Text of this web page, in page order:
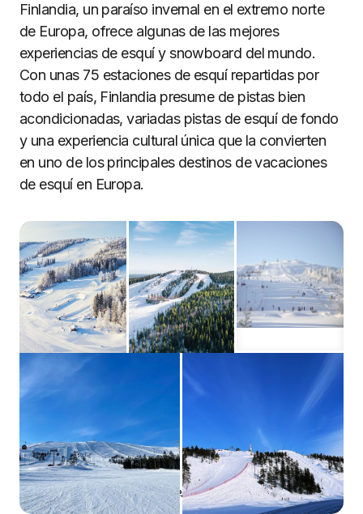
Finlandia, un paraíso invernal en el extremo norte
de Europa, ofrece algunas de las mejores
experiencias de esquí y snowboard del mundo.
Con unas 75 estaciones de esquí repartidas por
todo el país, Finlandia presume de pistas bien
acondicionadas, variadas pistas de esquí de fondo
y una experiencia cultural única que la convierten
en uno de los principales destinos de vacaciones
de esquí en Europa.
Las mejores estaciones de esquí de Finlandia